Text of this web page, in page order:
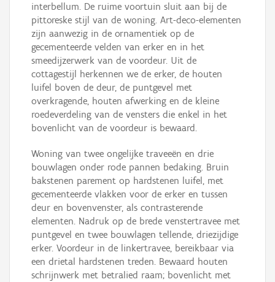
interbellum. De ruime voortuin sluit aan bij de
pittoreske stijl van de woning. Art-deco-elementen
zijn aanwezig in de ornamentiek op de
gecementeerde velden van erker en in het
smeedijzerwerk van de voordeur. Uit de
cottagestijl herkennen we de erker, de houten
luifel boven de deur, de puntgevel met
overkragende, houten afwerking en de kleine
roedeverdeling van de vensters die enkel in het
bovenlicht van de voordeur is bewaard.
Woning van twee ongelijke traveeën en drie
bouwlagen onder rode pannen bedaking. Bruin
bakstenen parement op hardstenen luifel, met
gecementeerde vlakken voor de erker en tussen
deur en bovenvenster, als contrasterende
elementen. Nadruk op de brede venstertravee met
puntgevel en twee bouwlagen tellende, driezijdige
erker. Voordeur in de linkertravee, bereikbaar via
een drietal hardstenen treden. Bewaard houten
schrijnwerk met betralied raam; bovenlicht met